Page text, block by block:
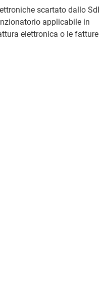
scartato dallo SdI
applicabile in
elettronica o le fatture